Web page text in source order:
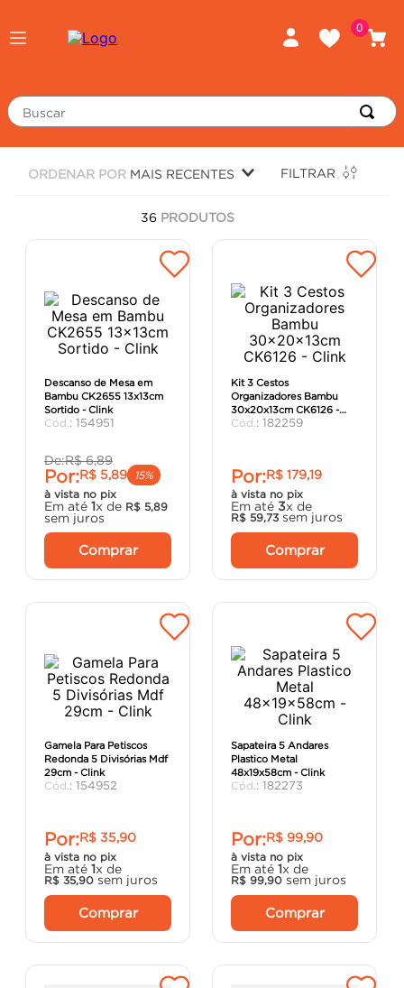
0
Buscar
ORDENAR POR MAIS RECENTES FILTRAR
36 PRODUTOS
Descanso de Mesa em
Bambu CK2655 13x13cm
Sortido - Clink
: 154951
De:R$ 6,89
Por:R$ 5,89
15%
à vista no pix
Em até 1x de R$ 5,89
sem juros
Comprar
Kit 3 Cestos
Organizadores Bambu
30x20x13cm CK6126 -
Clink : 182259
Por:R$ 179,19
à vista no pix
Em até 3x de
R$ 59,73 sem juros
Comprar
Gamela Para Petiscos
Redonda 5 Divisórias Mdf
29cm - Clink
: 154952
Por:R$ 35,90
à vista no pix
Em até 1x de
R$ 35,90 sem juros
Comprar
Sapateira 5 Andares
Plastico Metal
48x19x58cm - Clink
: 182273
Por:R$ 99,90
à vista no pix
Em até 1x de
R$ 99,90 sem juros
Comprar
massa corrida
chuveiro
argamassa
º porta
º cadeira